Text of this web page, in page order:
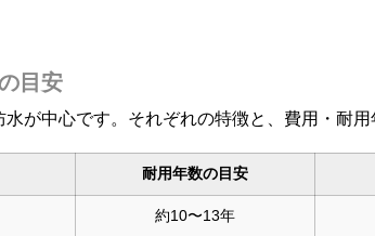
目安
が中心です。それぞれの特徴と、費用・耐用
耐用年数の目安
約10〜13年